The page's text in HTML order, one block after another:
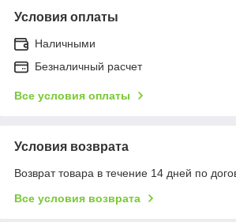
Условия оплаты
Наличными
Безналичный расчет
Все условия оплаты
Условия возврата
Возврат товара в течение 14 дней по
Все условия возврата